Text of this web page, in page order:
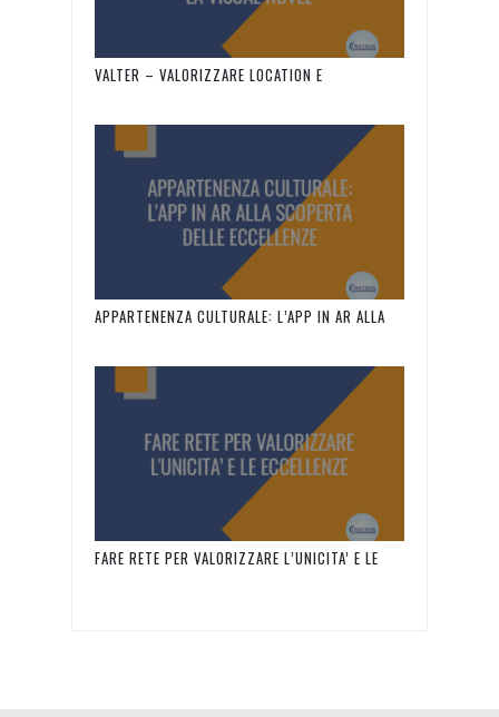
VALTER – VALORIZZARE LOCATION E
APPARTENENZA CULTURALE: L’APP IN AR ALLA
FARE RETE PER VALORIZZARE L’UNICITA’ E LE